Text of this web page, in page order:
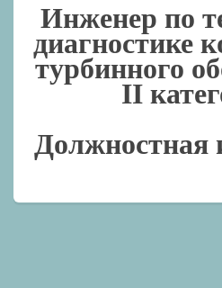
Инженер по
диагностике
турбинного
II
Должностная